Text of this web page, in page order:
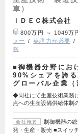
車）
ＩＤＥＣ株式会社
800万円 ～ 1049万
ャー
英語力が必要
務
■御機器分野にお
90%シェアを誇
グローバル企業
◆同社にて生産技術業務
点への生産設備供給体制
会社概要
制御機器の
発・生産・販売 ■スイッ